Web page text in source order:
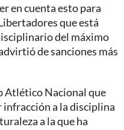
en cuenta esto para
que está
del máximo
de sanciones más
Atlético Nacional que
infracción a la disciplina
a la que ha